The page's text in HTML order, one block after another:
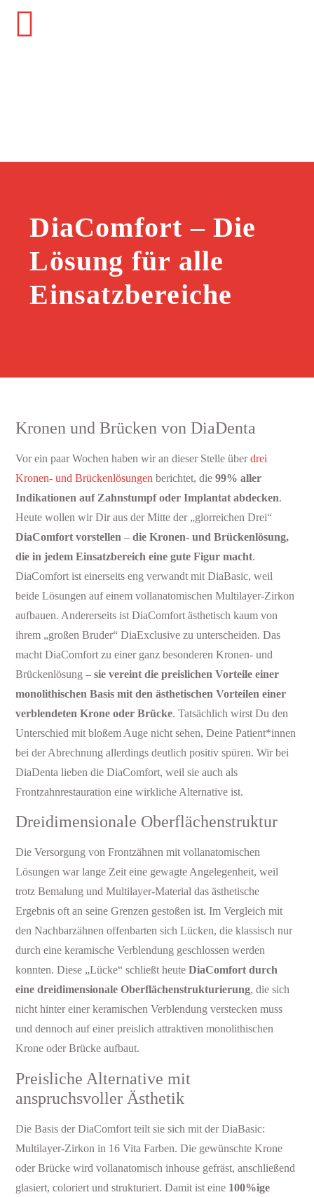
DiaComfort – Die
Lösung für alle
Einsatzbereiche
Kronen und Brücken von DiaDenta
Vor ein paar Wochen haben wir an dieser Stelle überdrei
Kronen- und Brückenlösungen berichtet, die99% aller
Indikationen auf Zahnstumpf oder Implantat abdecken.
Heute wollen wir Dir aus der Mitte der „glorreichen Drei“
DiaComfort vorstellen –die Kronen- und Brückenlösung,
die in jedem Einsatzbereich eine gute Figur macht.
DiaComfort ist einerseits eng verwandt mit DiaBasic, weil
beide Lösungen auf einem vollanatomischen Multilayer-Zirkon
aufbauen. Andererseits ist DiaComfort ästhetisch kaum von
ihrem „großen Bruder“ DiaExclusive zu unterscheiden. Das
macht DiaComfort zu einer ganz besonderen Kronen- und
Brückenlösung –sie vereint die preislichen Vorteile einer
monolithischen Basis mit den ästhetischen Vorteilen einer
verblendeten Krone oder Brücke. Tatsächlich wirst Du den
Unterschied mit bloßem Auge nicht sehen, Deine Patient*innen
bei der Abrechnung allerdings deutlich positiv spüren. Wir bei
DiaDenta lieben die DiaComfort, weil sie auch als
Frontzahnrestauration eine wirkliche Alternative ist.
Dreidimensionale Oberflächenstruktur
Die Versorgung von Frontzähnen mit vollanatomischen
Lösungen war lange Zeit eine gewagte Angelegenheit, weil
trotz Bemalung und Multilayer-Material das ästhetische
Ergebnis oft an seine Grenzen gestoßen ist. Im Vergleich mit
den Nachbarzähnen offenbarten sich Lücken, die klassisch nur
durch eine keramische Verblendung geschlossen werden
konnten. Diese „Lücke“ schließt heuteDiaComfort durch
eine dreidimensionale Oberflächenstrukturierung, die sich
nicht hinter einer keramischen Verblendung verstecken muss
und dennoch auf einer preislich attraktiven monolithischen
Krone oder Brücke aufbaut.
Preisliche Alternative mit
anspruchsvoller Ästhetik
Die Basis der DiaComfort teilt sie sich mit der DiaBasic:
Multilayer-Zirkon in 16 Vita Farben. Die gewünschte Krone
oder Brücke wird vollanatomisch inhouse gefräst, anschließend
glasiert, coloriert und strukturiert. Damit ist eine 100%ige